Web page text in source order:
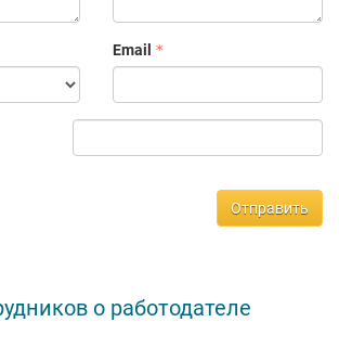
Email
Отправить
о работодателе